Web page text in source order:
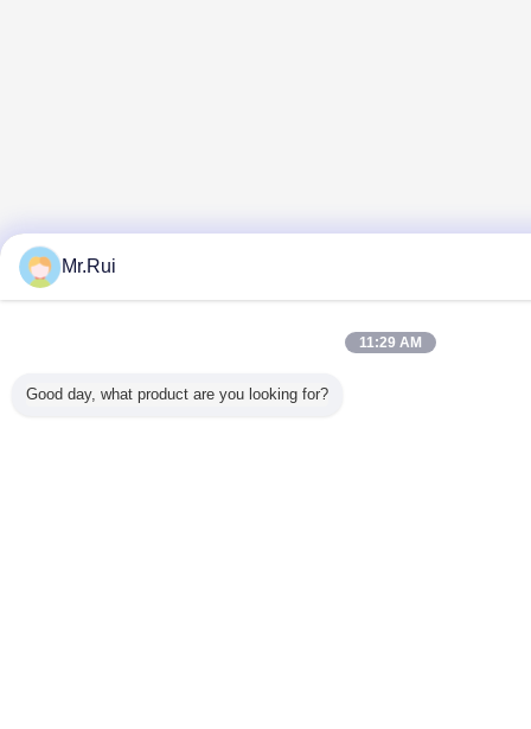
Mr.Rui
11:29 AM
Good day, what product are you looking for?